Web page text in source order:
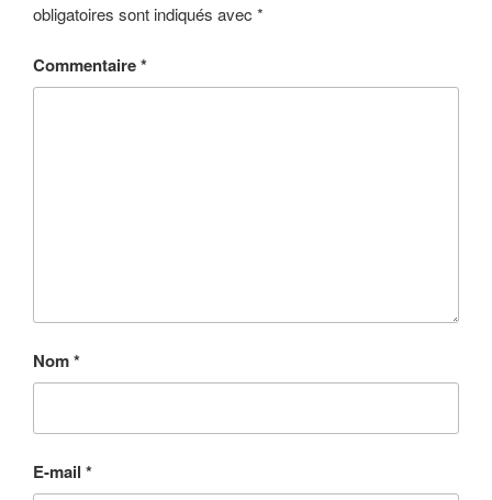
obligatoires sont indiqués avec *
Commentaire*
Nom*
E-mail *